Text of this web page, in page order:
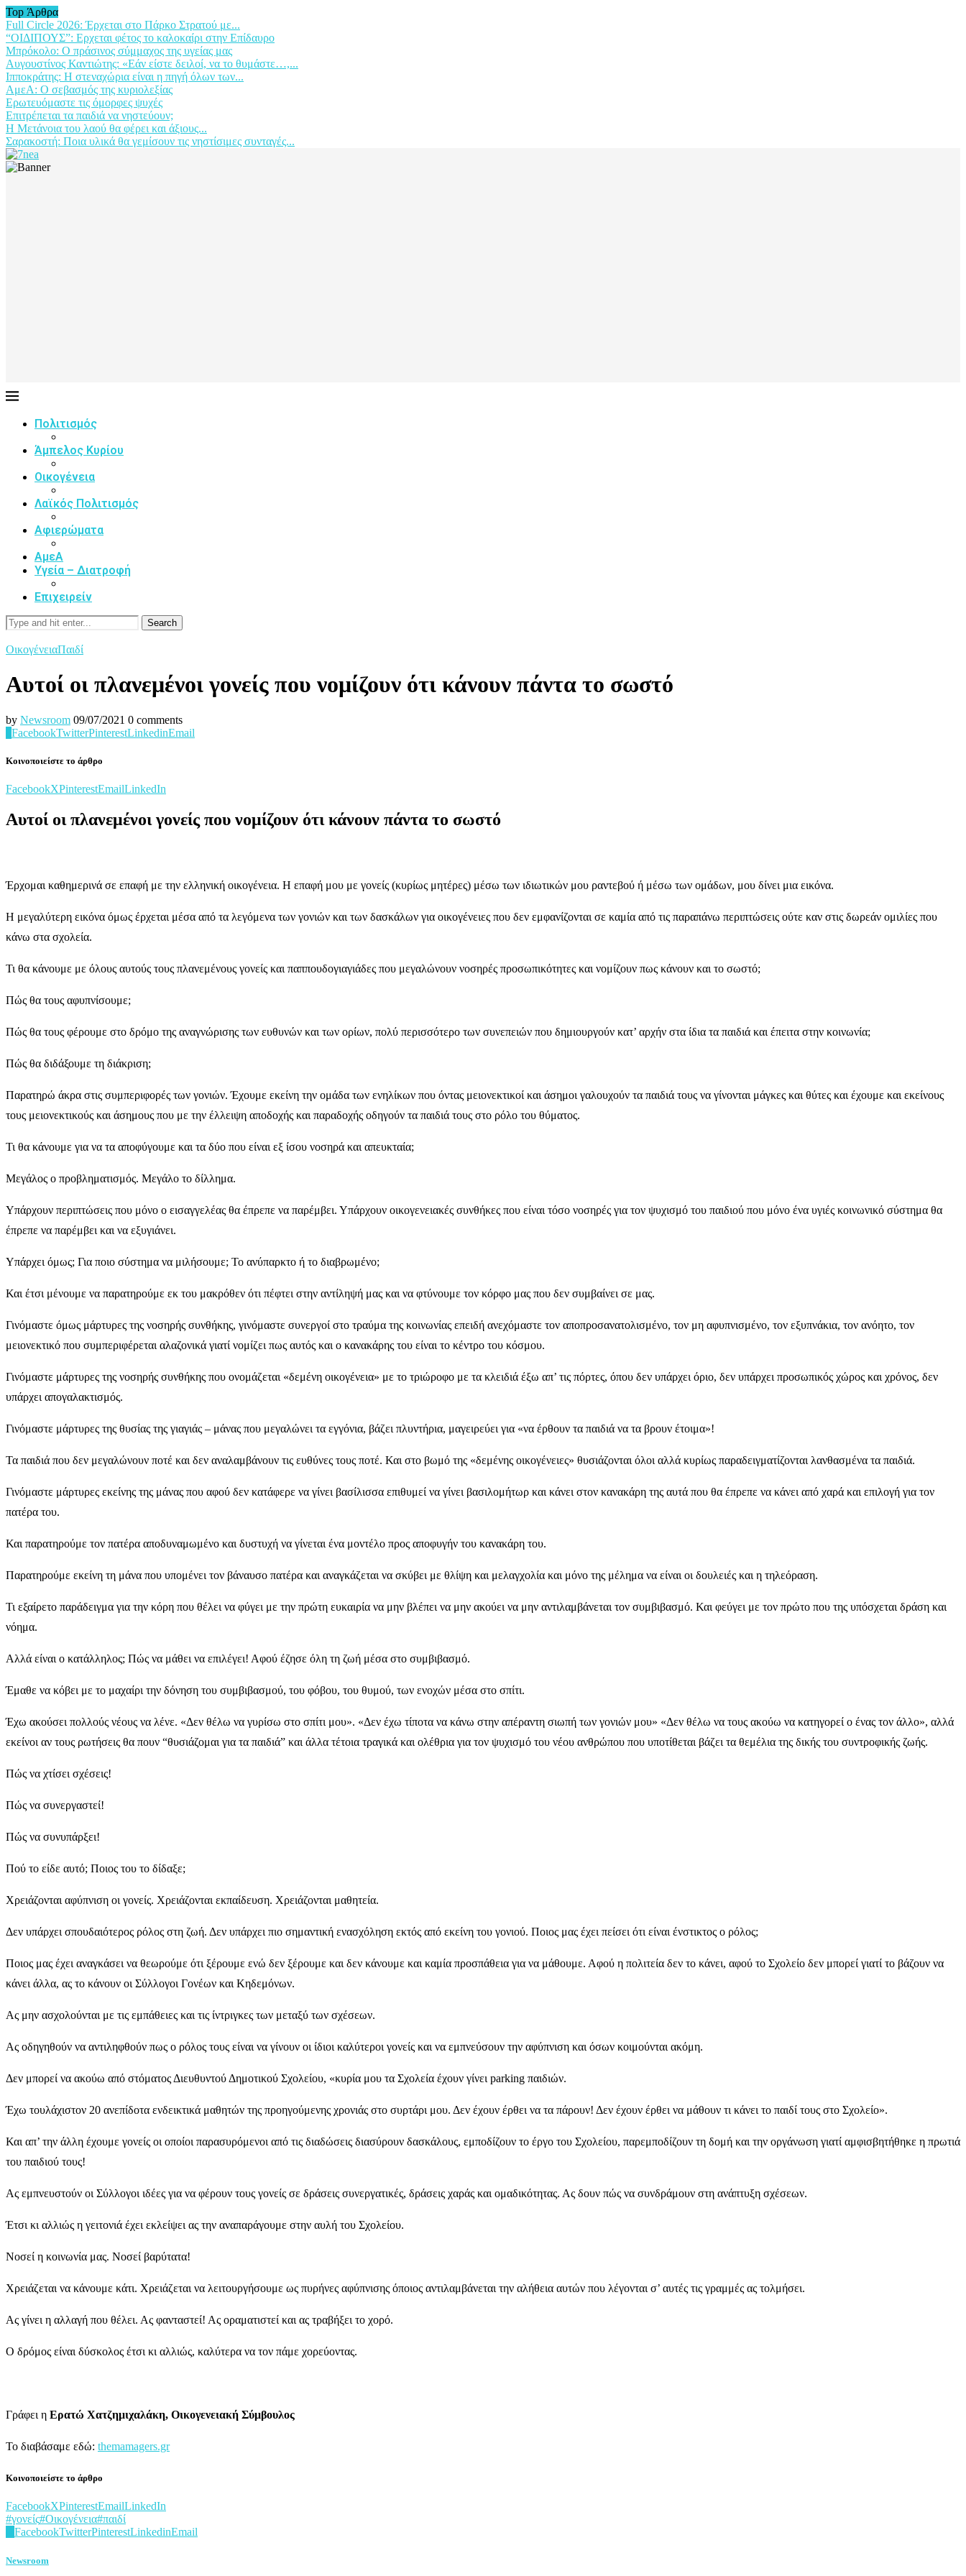
Top Άρθρα
Full Circle 2026: Έρχεται στο Πάρκο Στρατού με...
“ΟΙΔΙΠΟΥΣ”: Ερχεται φέτος το καλοκαίρι στην Επίδαυρο
Μπρόκολο: Ο πράσινος σύμμαχος της υγείας μας
Αυγουστίνος Καντιώτης: «Εάν είστε δειλοί, να το θυμάστε…,...
Ιπποκράτης: Η στεναχώρια είναι η πηγή όλων των...
ΑμεΑ: Ο σεβασμός της κυριολεξίας
Ερωτευόμαστε τις όμορφες ψυχές
Επιτρέπεται τα παιδιά να νηστεύουν;
Η Μετάνοια του λαού θα φέρει και άξιους...
Σαρακοστή: Ποια υλικά θα γεμίσουν τις νηστίσιμες συνταγές...
Πολιτισμός
Άμπελος Κυρίου
Οικογένεια
Λαϊκός Πολιτισμός
Αφιερώματα
ΑμεΑ
Υγεία – Διατροφή
Επιχειρείν
Search
ΟικογένειαΠαιδί
Αυτοί οι πλανεμένοι γονείς που νομίζουν ότι κάνουν πάντα το σωστό
by Newsroom 09/07/2021 0 comments
FacebookTwitterPinterestLinkedinEmail
Κοινοποιείστε το άρθρο
FacebookXPinterestEmailLinkedIn
Αυτοί οι πλανεμένοι γονείς που νομίζουν ότι κάνουν πάντα το σωστό
Έρχομαι καθημερινά σε επαφή με την ελληνική οικογένεια. Η επαφή μου με γονείς (κυρίως μητέρες) μέσω των ιδιωτικών μου ραντεβού ή μέσω των ομάδων, μου δίνει μια εικόνα.
Η μεγαλύτερη εικόνα όμως έρχεται μέσα από τα λεγόμενα των γονιών και των δασκάλων για οικογένειες που δεν εμφανίζονται σε καμία από τις παραπάνω περιπτώσεις ούτε καν στις δωρεάν ομιλίες που
κάνω στα σχολεία.
Τι θα κάνουμε με όλους αυτούς τους πλανεμένους γονείς και παππουδογιαγιάδες που μεγαλώνουν νοσηρές προσωπικότητες και νομίζουν πως κάνουν και το σωστό;
Πώς θα τους αφυπνίσουμε;
Πώς θα τους φέρουμε στο δρόμο της αναγνώρισης των ευθυνών και των ορίων, πολύ περισσότερο των συνεπειών που δημιουργούν κατ’ αρχήν στα ίδια τα παιδιά και έπειτα στην κοινωνία;
Πώς θα διδάξουμε τη διάκριση;
Παρατηρώ άκρα στις συμπεριφορές των γονιών. Έχουμε εκείνη την ομάδα των ενηλίκων που όντας μειονεκτικοί και άσημοι γαλουχούν τα παιδιά τους να γίνονται μάγκες και θύτες και έχουμε και εκείνους
τους μειονεκτικούς και άσημους που με την έλλειψη αποδοχής και παραδοχής οδηγούν τα παιδιά τους στο ρόλο του θύματος.
Τι θα κάνουμε για να τα αποφύγουμε και τα δύο που είναι εξ ίσου νοσηρά και απευκταία;
Μεγάλος ο προβληματισμός. Μεγάλο το δίλλημα.
Υπάρχουν περιπτώσεις που μόνο ο εισαγγελέας θα έπρεπε να παρέμβει. Υπάρχουν οικογενειακές συνθήκες που είναι τόσο νοσηρές για τον ψυχισμό του παιδιού που μόνο ένα υγιές κοινωνικό σύστημα θα
έπρεπε να παρέμβει και να εξυγιάνει.
Υπάρχει όμως; Για ποιο σύστημα να μιλήσουμε; Το ανύπαρκτο ή το διαβρωμένο;
Και έτσι μένουμε να παρατηρούμε εκ του μακρόθεν ότι πέφτει στην αντίληψή μας και να φτύνουμε τον κόρφο μας που δεν συμβαίνει σε μας.
Γινόμαστε όμως μάρτυρες της νοσηρής συνθήκης, γινόμαστε συνεργοί στο τραύμα της κοινωνίας επειδή ανεχόμαστε τον αποπροσανατολισμένο, τον μη αφυπνισμένο, τον εξυπνάκια, τον ανόητο, τον
μειονεκτικό που συμπεριφέρεται αλαζονικά γιατί νομίζει πως αυτός και ο κανακάρης του είναι το κέντρο του κόσμου.
Γινόμαστε μάρτυρες της νοσηρής συνθήκης που ονομάζεται «δεμένη οικογένεια» με το τριώροφο με τα κλειδιά έξω απ’ τις πόρτες, όπου δεν υπάρχει όριο, δεν υπάρχει προσωπικός χώρος και χρόνος, δεν
υπάρχει απογαλακτισμός.
Γινόμαστε μάρτυρες της θυσίας της γιαγιάς – μάνας που μεγαλώνει τα εγγόνια, βάζει πλυντήρια, μαγειρεύει για «να έρθουν τα παιδιά να τα βρουν έτοιμα»!
Τα παιδιά που δεν μεγαλώνουν ποτέ και δεν αναλαμβάνουν τις ευθύνες τους ποτέ. Και στο βωμό της «δεμένης οικογένειες» θυσιάζονται όλοι αλλά κυρίως παραδειγματίζονται λανθασμένα τα παιδιά.
Γινόμαστε μάρτυρες εκείνης της μάνας που αφού δεν κατάφερε να γίνει βασίλισσα επιθυμεί να γίνει βασιλομήτωρ και κάνει στον κανακάρη της αυτά που θα έπρεπε να κάνει από χαρά και επιλογή για τον
πατέρα του.
Και παρατηρούμε τον πατέρα αποδυναμωμένο και δυστυχή να γίνεται ένα μοντέλο προς αποφυγήν του κανακάρη του.
Παρατηρούμε εκείνη τη μάνα που υπομένει τον βάναυσο πατέρα και αναγκάζεται να σκύβει με θλίψη και μελαγχολία και μόνο της μέλημα να είναι οι δουλειές και η τηλεόραση.
Τι εξαίρετο παράδειγμα για την κόρη που θέλει να φύγει με την πρώτη ευκαιρία να μην βλέπει να μην ακούει να μην αντιλαμβάνεται τον συμβιβασμό. Και φεύγει με τον πρώτο που της υπόσχεται δράση και
νόημα.
Αλλά είναι ο κατάλληλος; Πώς να μάθει να επιλέγει! Αφού έζησε όλη τη ζωή μέσα στο συμβιβασμό.
Έμαθε να κόβει με το μαχαίρι την δόνηση του συμβιβασμού, του φόβου, του θυμού, των ενοχών μέσα στο σπίτι.
Έχω ακούσει πολλούς νέους να λένε. «Δεν θέλω να γυρίσω στο σπίτι μου». «Δεν έχω τίποτα να κάνω στην απέραντη σιωπή των γονιών μου» «Δεν θέλω να τους ακούω να κατηγορεί ο ένας τον άλλο», αλλά
εκείνοι αν τους ρωτήσεις θα πουν “θυσιάζομαι για τα παιδιά” και άλλα τέτοια τραγικά και ολέθρια για τον ψυχισμό του νέου ανθρώπου που υποτίθεται βάζει τα θεμέλια της δικής του συντροφικής ζωής.
Πώς να χτίσει σχέσεις!
Πώς να συνεργαστεί!
Πώς να συνυπάρξει!
Πού το είδε αυτό; Ποιος του το δίδαξε;
Χρειάζονται αφύπνιση οι γονείς. Χρειάζονται εκπαίδευση. Χρειάζονται μαθητεία.
Δεν υπάρχει σπουδαιότερος ρόλος στη ζωή. Δεν υπάρχει πιο σημαντική ενασχόληση εκτός από εκείνη του γονιού. Ποιος μας έχει πείσει ότι είναι ένστικτος ο ρόλος;
Ποιος μας έχει αναγκάσει να θεωρούμε ότι ξέρουμε ενώ δεν ξέρουμε και δεν κάνουμε και καμία προσπάθεια για να μάθουμε. Αφού η πολιτεία δεν το κάνει, αφού το Σχολείο δεν μπορεί γιατί το βάζουν να
κάνει άλλα, ας το κάνουν οι Σύλλογοι Γονέων και Κηδεμόνων.
Ας μην ασχολούνται με τις εμπάθειες και τις ίντριγκες των μεταξύ των σχέσεων.
Ας οδηγηθούν να αντιληφθούν πως ο ρόλος τους είναι να γίνουν οι ίδιοι καλύτεροι γονείς και να εμπνεύσουν την αφύπνιση και όσων κοιμούνται ακόμη.
Δεν μπορεί να ακούω από στόματος Διευθυντού Δημοτικού Σχολείου, «κυρία μου τα Σχολεία έχουν γίνει parking παιδιών.
Έχω τουλάχιστον 20 ανεπίδοτα ενδεικτικά μαθητών της προηγούμενης χρονιάς στο συρτάρι μου. Δεν έχουν έρθει να τα πάρουν! Δεν έχουν έρθει να μάθουν τι κάνει το παιδί τους στο Σχολείο».
Και απ’ την άλλη έχουμε γονείς οι οποίοι παρασυρόμενοι από τις διαδώσεις διασύρουν δασκάλους, εμποδίζουν το έργο του Σχολείου, παρεμποδίζουν τη δομή και την οργάνωση γιατί αμφισβητήθηκε η πρωτιά
του παιδιού τους!
Ας εμπνευστούν οι Σύλλογοι ιδέες για να φέρουν τους γονείς σε δράσεις συνεργατικές, δράσεις χαράς και ομαδικότητας. Ας δουν πώς να συνδράμουν στη ανάπτυξη σχέσεων.
Έτσι κι αλλιώς η γειτονιά έχει εκλείψει ας την αναπαράγουμε στην αυλή του Σχολείου.
Νοσεί η κοινωνία μας. Νοσεί βαρύτατα!
Χρειάζεται να κάνουμε κάτι. Χρειάζεται να λειτουργήσουμε ως πυρήνες αφύπνισης όποιος αντιλαμβάνεται την αλήθεια αυτών που λέγονται σ’ αυτές τις γραμμές ας τολμήσει.
Ας γίνει η αλλαγή που θέλει. Ας φανταστεί! Ας οραματιστεί και ας τραβήξει το χορό.
Ο δρόμος είναι δύσκολος έτσι κι αλλιώς, καλύτερα να τον πάμε χορεύοντας.
Γράφει η Ερατώ Χατζημιχαλάκη, Οικογενειακή Σύμβουλος
Το διαβάσαμε εδώ: themamagers.gr
Κοινοποιείστε το άρθρο
FacebookXPinterestEmailLinkedIn
#γονείς#Οικογένεια#παιδί
FacebookTwitterPinterestLinkedinEmail
Newsroom